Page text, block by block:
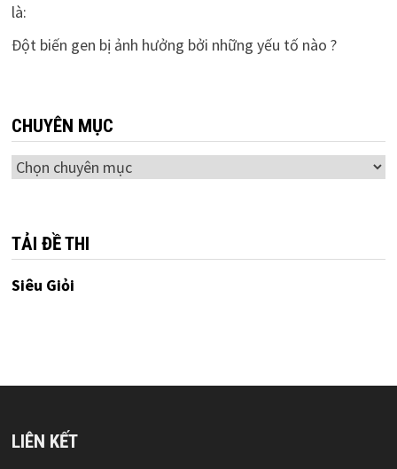
là:
Đột biến gen bị ảnh hưởng bởi những yếu tố nào ?
CHUYÊN MỤC
Chuyên
TẢI ĐỀ THI
Siêu Giỏi
LIÊN KẾT